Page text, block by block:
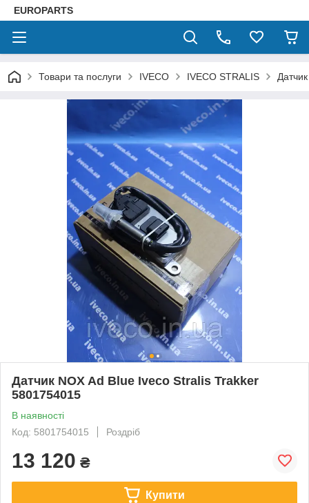
EUROPARTS
Товари та послуги IVECO IVECO STRALIS
Датчик NOX Ad Blue Iveco Stralis Trakker
5801754015
В наявності
Код: 5801754015
Роздріб
13 120 ₴
Купити